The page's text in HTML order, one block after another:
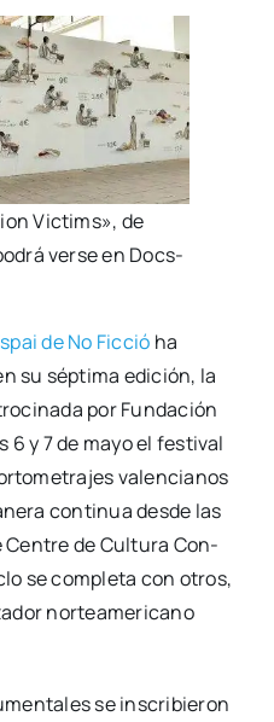
Vic­tims», de
ver­se en Docs­
de No Fic­ció ha
su sép­ti­ma edi­ción, la
por Fun­da­ción
6 y 7 de mayo el fes­ti­val
valen­cia­nos
con­ti­nua des­de las
Cen­tre de Cul­tu­ra Con­
se com­ple­ta con otros,
nor­te­ame­ri­cano
se ins­cri­bie­ron